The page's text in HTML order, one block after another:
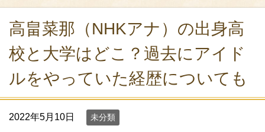
高畠菜那（NHKアナ）の出身高
校と大学はどこ？過去にアイド
ルをやっていた経歴についても
2022年5月10日 未分類